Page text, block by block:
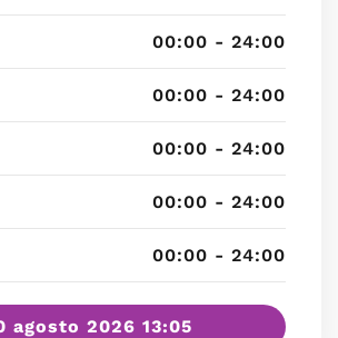
00:00 - 24:00
00:00 - 24:00
00:00 - 24:00
00:00 - 24:00
00:00 - 24:00
agosto 2026 13:05